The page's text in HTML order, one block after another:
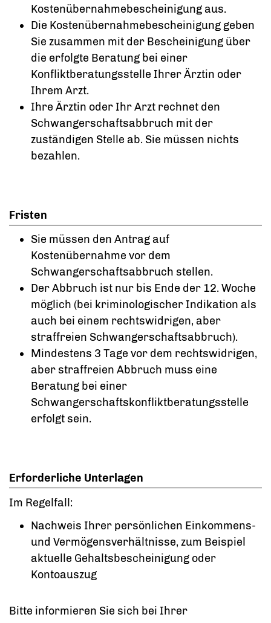
Kostenübernahmebescheinigung aus.
Die Kostenübernahmebescheinigung geben
Sie zusammen mit der Bescheinigung über
die erfolgte Beratung bei einer
Konfliktberatungsstelle Ihrer Ärztin oder
Ihrem Arzt.
Ihre Ärztin oder Ihr Arzt rechnet den
Schwangerschaftsabbruch mit der
zuständigen Stelle ab. Sie müssen nichts
bezahlen.
Fristen
Sie müssen den Antrag auf
Kostenübernahme vor dem
Schwangerschaftsabbruch stellen.
Der Abbruch ist nur bis Ende der 12. Woche
möglich (bei kriminologischer Indikation als
auch bei einem rechtswidrigen, aber
straffreien Schwangerschaftsabbruch).
Mindestens 3 Tage vor dem rechtswidrigen,
aber straffreien Abbruch muss eine
Beratung bei einer
Schwangerschaftskonfliktberatungsstelle
erfolgt sein.
Erforderliche Unterlagen
Im Regelfall:
Nachweis Ihrer persönlichen Einkommens-
und Vermögensverhältnisse, zum Beispiel
aktuelle Gehaltsbescheinigung oder
Kontoauszug
Bitte informieren Sie sich bei Ihrer